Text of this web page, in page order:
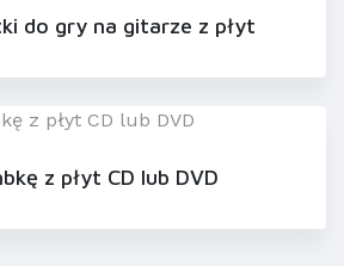
do gry na gitarze z płyt
z płyt CD lub DVD